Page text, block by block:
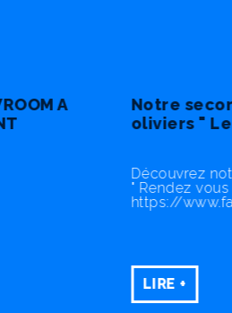
: " Le jardin des
de l'huile d'olive !
marque : " le jardin des